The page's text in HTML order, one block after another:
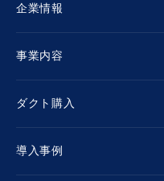
企業情報
事業内容
ダクト購入
導入事例